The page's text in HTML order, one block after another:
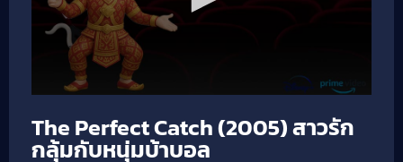
The Perfect Catch (2005) สาวรัก
กลุ้มกับหนุ่มบ้าบอล